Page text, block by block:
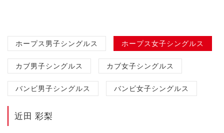
ホープス男子シングルス ホープス女子シングルス
カブ男子シングルス カブ女子シングルス
バンビ男子シングルス バンビ女子シングルス
近田 彩梨